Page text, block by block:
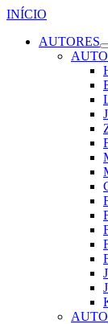
INÍCIO
AUTORES